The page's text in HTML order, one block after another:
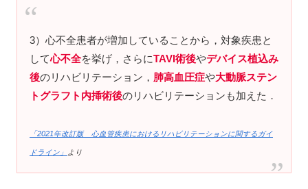
3）心不全患者が増加していることから，対象疾患と
して心不全を挙げ，さらにTAVI術後やデバイス植込み
後のリハビリテーション， 肺高血圧症や大動脈ステン
トグラフト内挿術後のリハビリテーションも加えた．
「2021年改訂版 心血管疾患におけるリハビリテーションに関するガイ
ドライン」 より